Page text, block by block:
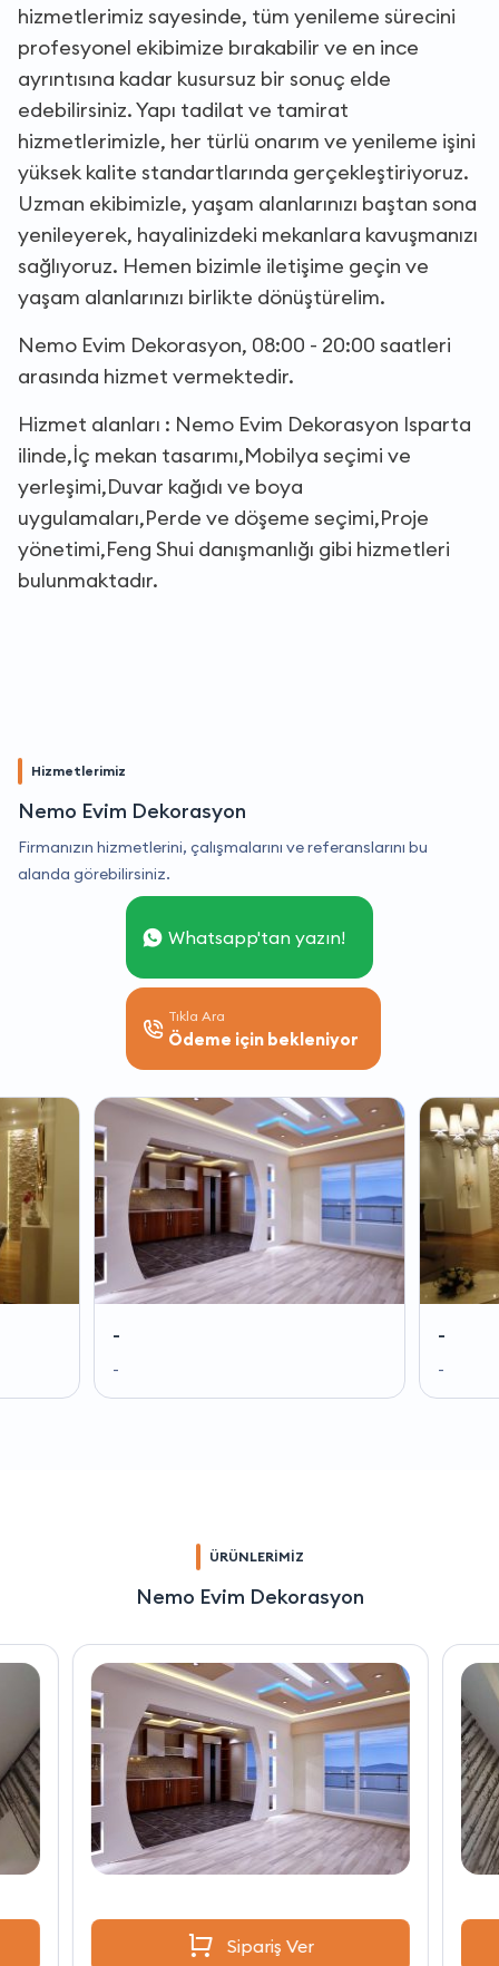
hizmetlerimiz sayesinde, tüm yenileme sürecini
profesyonel ekibimize bırakabilir ve en ince
ayrıntısına kadar kusursuz bir sonuç elde
edebilirsiniz. Yapı tadilat ve tamirat
hizmetlerimizle, her türlü onarım ve yenileme işini
yüksek kalite standartlarında gerçekleştiriyoruz.
Uzman ekibimizle, yaşam alanlarınızı baştan sona
yenileyerek, hayalinizdeki mekanlara kavuşmanızı
sağlıyoruz. Hemen bizimle iletişime geçin ve
yaşam alanlarınızı birlikte dönüştürelim.
Nemo Evim Dekorasyon, 08:00 - 20:00 saatleri
arasında hizmet vermektedir.
Hizmet alanları : Nemo Evim Dekorasyon Isparta
ilinde,İç mekan tasarımı,Mobilya seçimi ve
yerleşimi,Duvar kağıdı ve boya
uygulamaları,Perde ve döşeme seçimi,Proje
yönetimi,Feng Shui danışmanlığı gibi hizmetleri
bulunmaktadır.
Hizmetlerimiz
Nemo Evim Dekorasyon
Firmanızın hizmetlerini, çalışmalarını ve referanslarını bu
alanda görebilirsiniz.
Whatsapp'tan yazın!
Tıkla Ara
Ödeme için bekleniyor
-
-
-
-
ÜRÜNLERİMİZ
Nemo Evim Dekorasyon
Sipariş Ver